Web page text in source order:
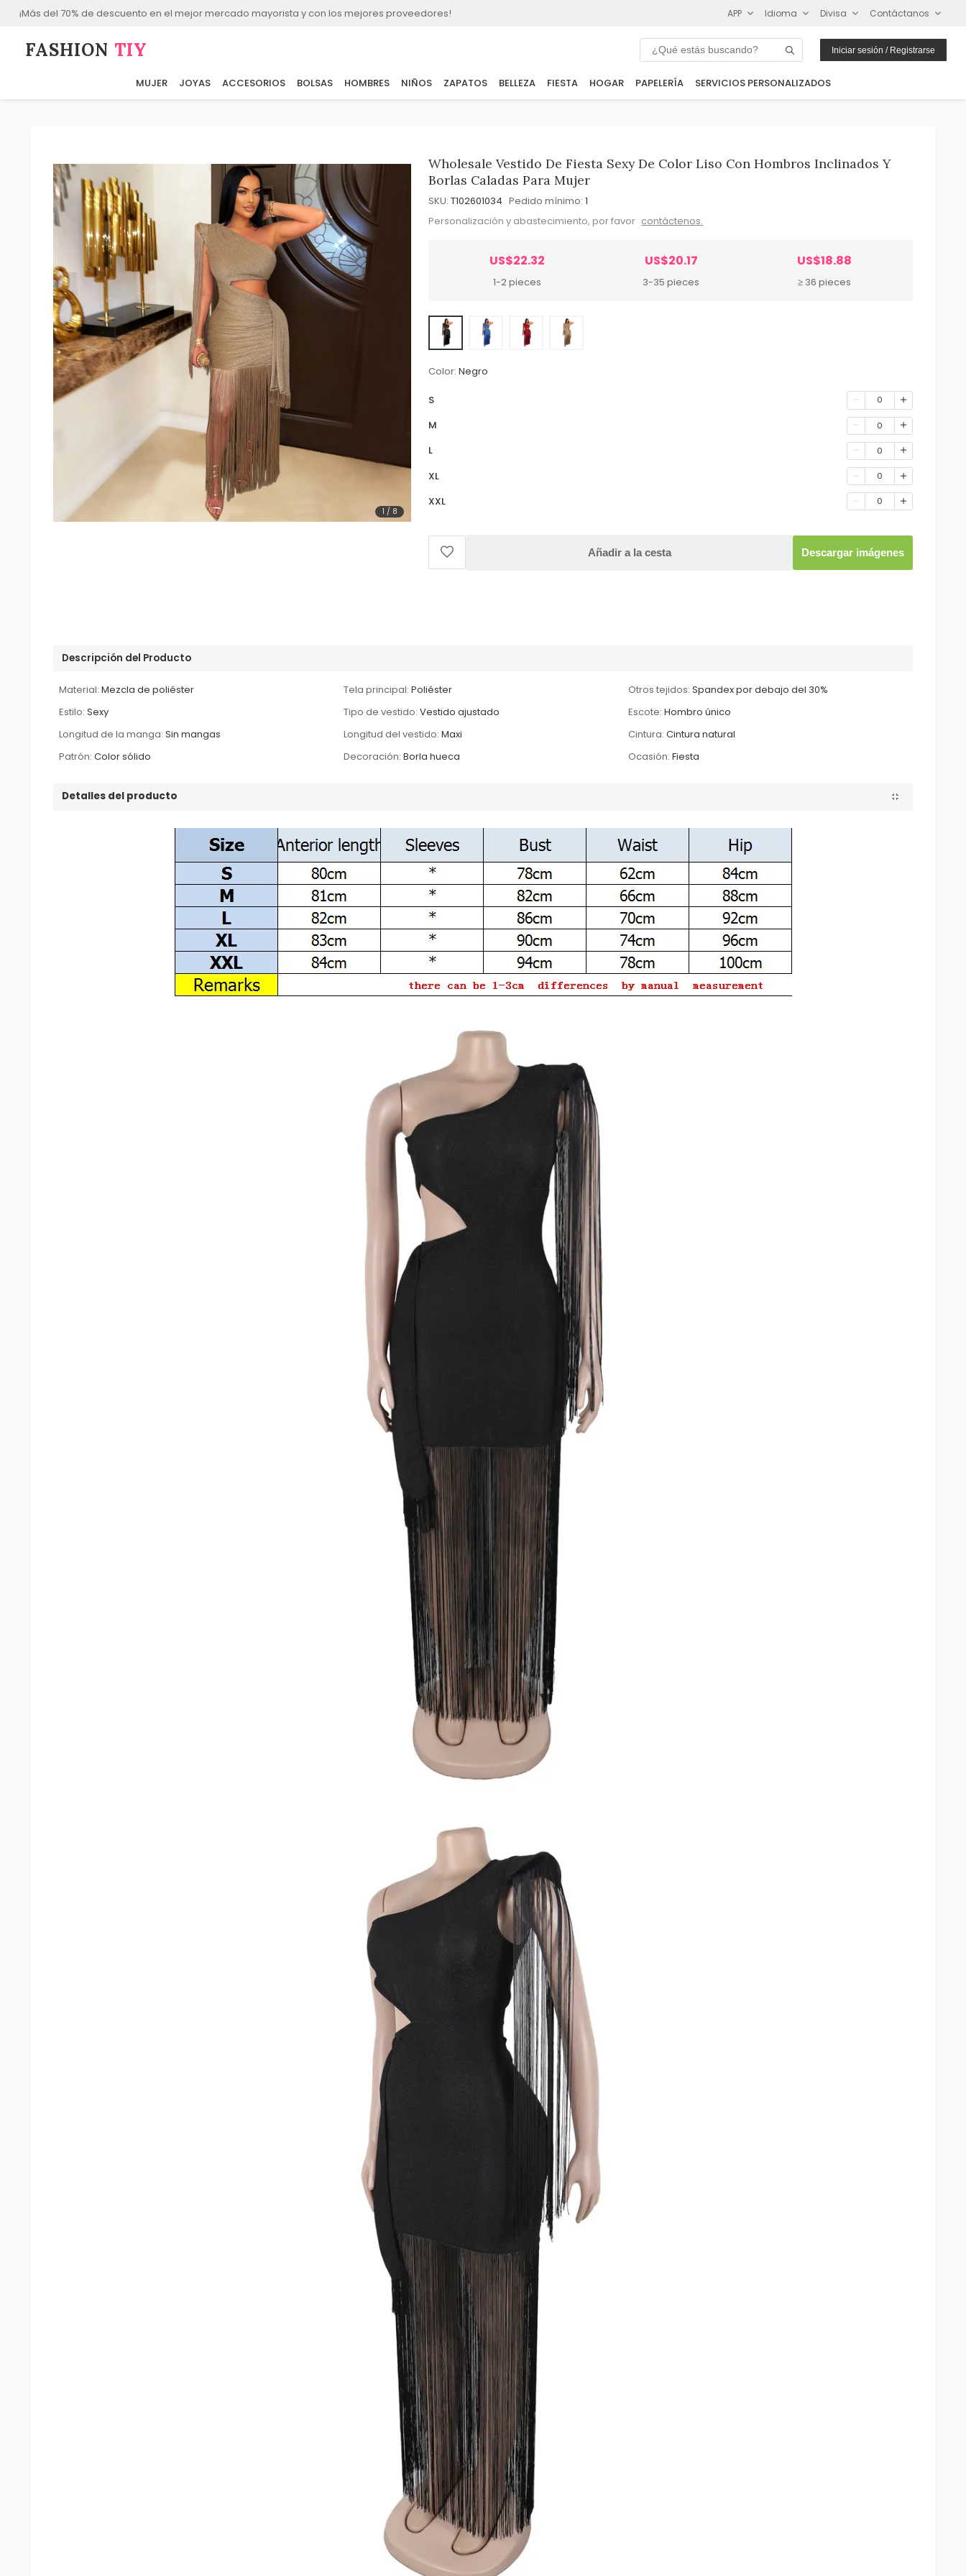
¡Más del 70% de descuento en el mejor mercado mayorista y con los mejores proveedores! APP Idioma Divisa Contáctanos
FASHION⁠ TIY Iniciar sesión / Registrarse
MUJER JOYAS ACCESORIOS BOLSAS HOMBRES NIÑOS ZAPATOS BELLEZA FIESTA HOGAR PAPELERÍA SERVICIOS PERSONALIZADOS
1 / 8
Wholesale Vestido De Fiesta Sexy De Color Liso Con Hombros Inclinados Y
Borlas Caladas Para Mujer
SKU: T102601034 Pedido mínimo: 1
Personalización y abastecimiento, por favor contáctenos.
US$22.32
1-2 pieces
US$20.17
3-35 pieces
US$18.88
≥ 36 pieces
Color: Negro
S 0
M 0
L 0
XL 0
XXL 0
Añadir a la cesta Descargar imágenes
Descripción del Producto
Material: Mezcla de poliéster Tela principal: Poliéster Otros tejidos: Spandex por debajo del 30%
Estilo: Sexy Tipo de vestido: Vestido ajustado Escote: Hombro único
Longitud de la manga: Sin mangas Longitud del vestido: Maxi Cintura: Cintura natural
Patrón: Color sólido Decoración: Borla hueca Ocasión: Fiesta
Detalles del producto